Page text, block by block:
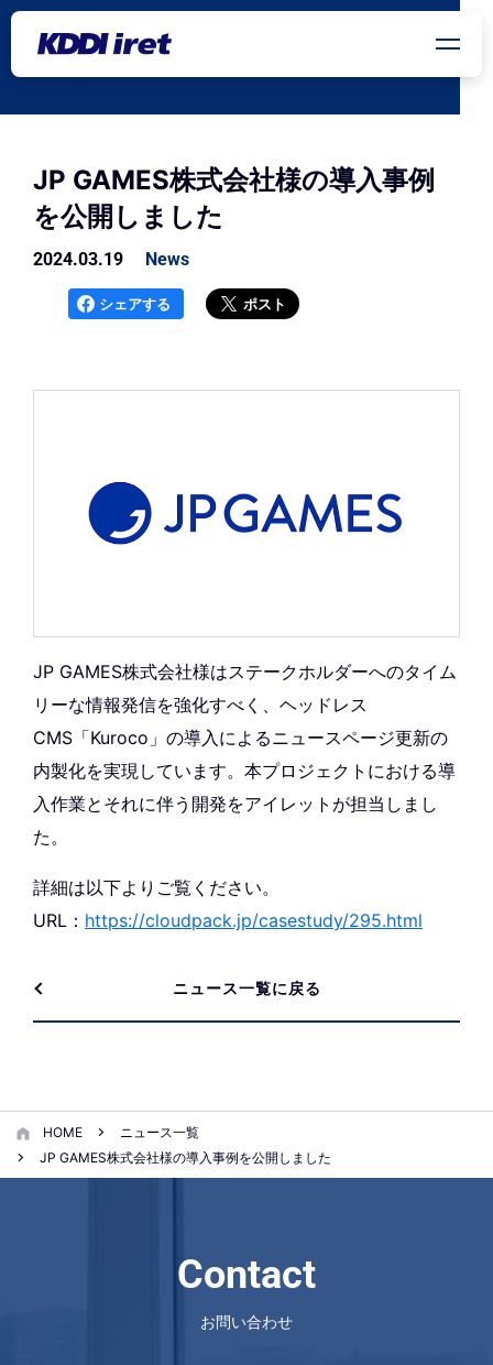
メインコンテンツにスキップ
JP GAMES株式会社様の導入事例
を公開しました
2024.03.19 News
シェアする ポスト
JP GAMES株式会社様はステークホルダーへのタイム
リーな情報発信を強化すべく、ヘッドレス
CMS「Kuroco」の導入によるニュースページ更新の
内製化を実現しています。本プロジェクトにおける導
入作業とそれに伴う開発をアイレットが担当しまし
た。
詳細は以下よりご覧ください。
URL： https://cloudpack.jp/casestudy/295.html
ニュース一覧に戻る
HOME
ニュース一覧
JP GAMES株式会社様の導入事例を公開しました
Contact
お問い合わせ